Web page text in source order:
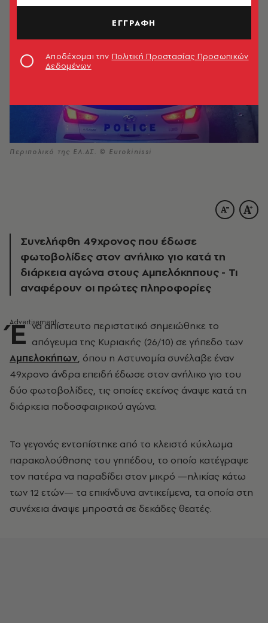
Περιπολικό της ΕΛ.ΑΣ. © Eurokinissi
Συνελήφθη 49χρονος που έδωσε
φωτοβολίδες στον ανήλικο γιο κατά τη
διάρκεια αγώνα στους Αμπελόκηπους - Τι
αναφέρουν οι πρώτες πληροφορίες
Έ να απίστευτο περιστατικό σημειώθηκε το
απόγευμα της Κυριακής (26/10) σε γήπεδο των
Αμπελοκήπων, όπου η Αστυνομία συνέλαβε έναν
49χρονο άνδρα επειδή έδωσε στον ανήλικο γιο του
δύο φωτοβολίδες, τις οποίες εκείνος άναψε κατά τη
διάρκεια ποδοσφαιρικού αγώνα.
Το γεγονός εντοπίστηκε από το κλειστό κύκλωμα
παρακολούθησης του γηπέδου, το οποίο κατέγραψε
τον πατέρα να παραδίδει στον μικρό —ηλικίας κάτω
των 12 ετών— τα επικίνδυνα αντικείμενα, τα οποία στη
συνέχεια άναψε μπροστά σε δεκάδες θεατές.
ΕΓΓΡΑΦΗ
Αποδέχομαι την Πολιτική Προστασίας Προσωπικών
Δεδομένων